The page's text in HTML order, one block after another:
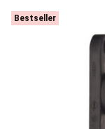
Bestseller